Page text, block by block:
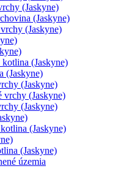
(Jaskyne)
(Jaskyne)
(Jaskyne)
kotlina (Jaskyne)
(Jaskyne)
(Jaskyne)
vrchy (Jaskyne)
(Jaskyne)
(Jaskyne)
(Jaskyne)
územia